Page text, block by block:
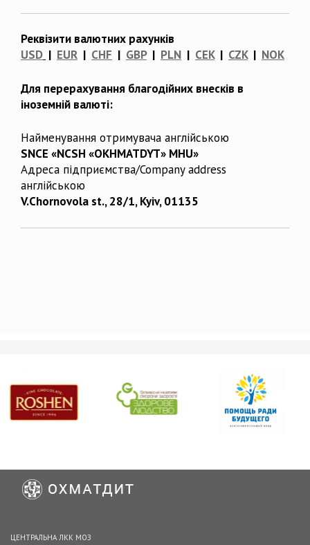
Реквізити валютних рахунків
USD | EUR | CHF | GBP| PLN | CEK| CZK| NOK
Для перерахування благодійних внесків в
іноземній валюті:
Найменування отримувача англійською
SNCE «NCSH «OKHMATDYT» MHU»
Адреса підприємства/Company address
англійською
V.Chornovola st., 28/1, Kyiv, 01135
ЦЕНТРАЛЬНА ЛКК МОЗ